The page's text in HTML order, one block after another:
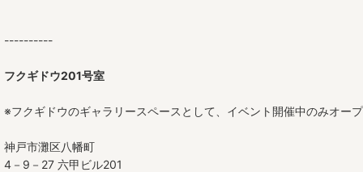
----------
フクギドウ201号室
※フクギドウのギャラリースペースとして、イベント開催中のみオープ
神戸市灘区八幡町
4－9－27 六甲ビル201